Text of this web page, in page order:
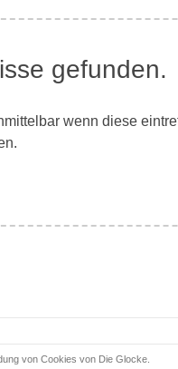
gefunden.
wenn diese
von Cookies von Die Glocke.